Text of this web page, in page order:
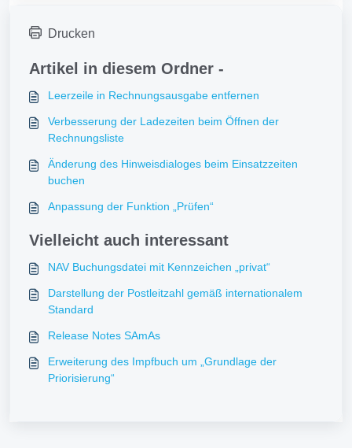
Drucken
Artikel in diesem Ordner -
Leerzeile in Rechnungsausgabe entfernen
Verbesserung der Ladezeiten beim Öffnen der
Rechnungsliste
Änderung des Hinweisdialoges beim Einsatzzeiten
buchen
Anpassung der Funktion „Prüfen“
Vielleicht auch interessant
NAV Buchungsdatei mit Kennzeichen „privat“
Darstellung der Postleitzahl gemäß internationalem
Standard
Release Notes SAmAs
Erweiterung des Impfbuch um „Grundlage der
Priorisierung“